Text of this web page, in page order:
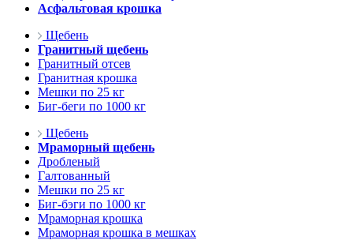
Асфальтовая крошка
Щебень
Гранитный щебень
Гранитный отсев
Гранитная крошка
Мешки по 25 кг
Биг-беги по 1000 кг
Щебень
Мраморный щебень
Дробленый
Галтованный
Мешки по 25 кг
Биг-бэги по 1000 кг
Мраморная крошка
Мраморная крошка в мешках